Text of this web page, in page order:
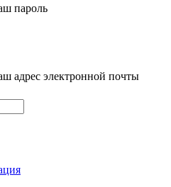
пароль
адрес электронной почты